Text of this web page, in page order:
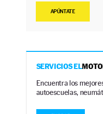
APÚNTATE
SERVICIOS EL
Encuentra los
autoescuelas,